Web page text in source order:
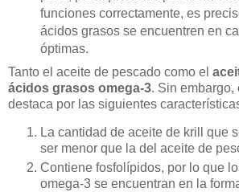
funciones correctamente, es
ácidos grasos se encuentren en
óptimas.
Tanto el aceite de pescado como el
ácidos grasos omega-3. Sin embargo,
destaca por las siguientes
La cantidad de aceite de krill que
ser menor que la del aceite de
Contiene fosfolípidos, por lo que
omega-3 se encuentran en la